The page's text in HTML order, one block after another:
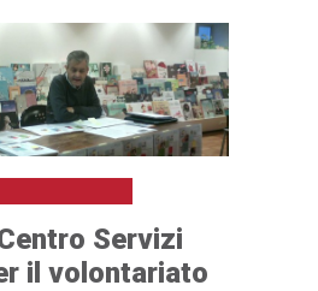
Servizi
il volontariato